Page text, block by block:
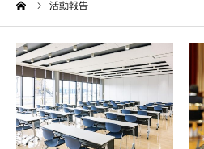
活動報告